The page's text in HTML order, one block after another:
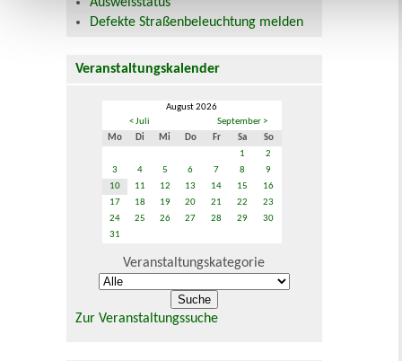
Ausweisstatus
Defekte Straßenbeleuchtung melden
Veranstaltungskalender
August 2026
< Juli
September >
Mo
Di Mi Do Fr Sa
So
1
2
3
4 5 6 7 8
9
10
11 12 13 14 15
16
17
18 19 20 21 22
23
24
25 26 27 28 29
30
31
Veranstaltungskategorie
Zur Veranstaltungssuche